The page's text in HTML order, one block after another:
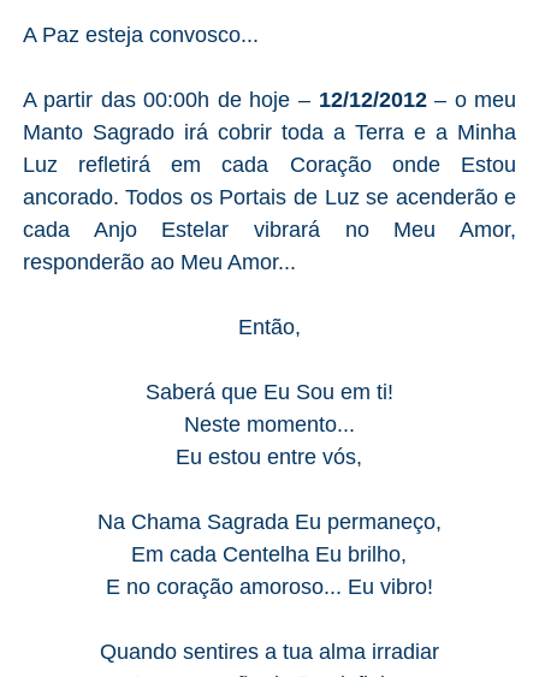
A Paz esteja convosco...
A partir das 00:00h de hoje – 12/12/2012– o meu
Manto Sagrado irá cobrir toda a Terra e a Minha
Luz refletirá em cada Coração onde Estou
ancorado. Todos os Portais de Luz se acenderão e
cada Anjo Estelar vibrará no Meu Amor,
responderão ao Meu Amor...
Então,
Saberá que Eu Sou em ti!
Neste momento...
Eu estou entre vós,
Na Chama Sagrada Eu permaneço,
Em cada Centelha Eu brilho,
E no coração amoroso... Eu vibro!
Quando sentires a tua alma irradiar